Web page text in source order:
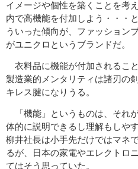
イメージや個性を築くことを考
内で高機能を付加しよう・・・
ういった傾向が、ファッション
がユニクロというブランドだ。
衣料品に機能が付加されるこ
製造業的メンタリティは諸刃の
キレス腱になりうる。
「機能」というものは、それ
体的に説明できるし理解もしや
柳井社長は小手先だけではマネ
るが、日本の家電やエレクトロ
てはそう思っていた。